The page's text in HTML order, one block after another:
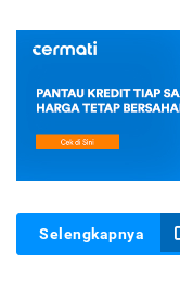
Selengkapnya